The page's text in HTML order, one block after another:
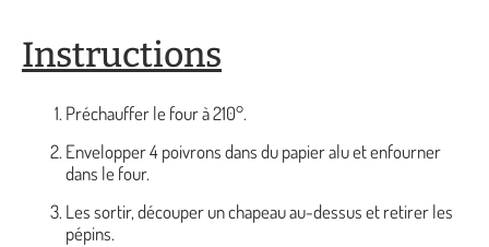
Instructions
Préchauffer le four à 210°.
Envelopper 4 poivrons dans du papier alu et enfourner
dans le four.
Les sortir, découper un chapeau au-dessus et retirer les
pépins.